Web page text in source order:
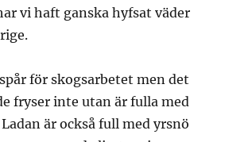
vi haft ganska hyfsat väder
för skogsarbetet men det
fryser inte utan är fulla med
är också full med yrsnö